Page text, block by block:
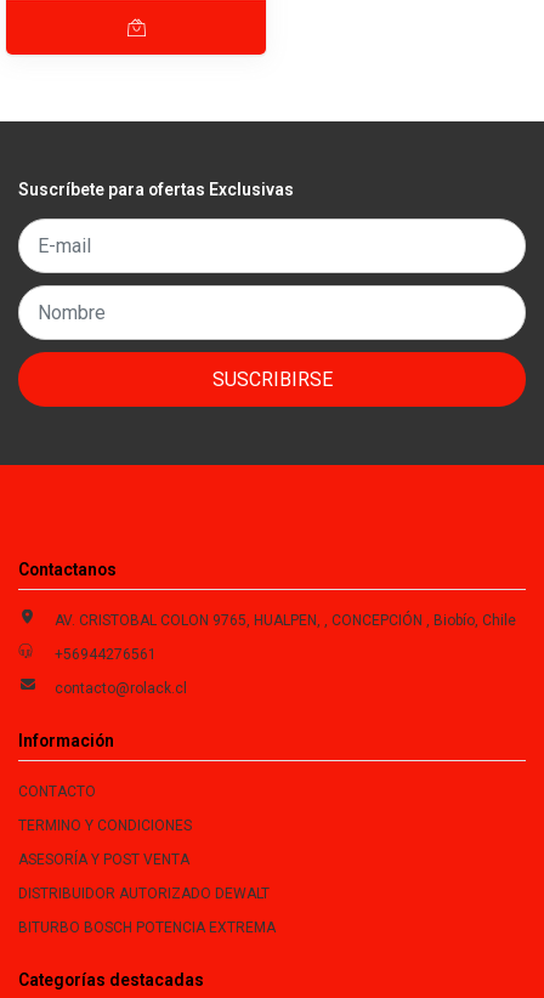
Suscríbete para ofertas Exclusivas
SUSCRIBIRSE
Contactanos
AV. CRISTOBAL COLON 9765, HUALPEN, , CONCEPCIÓN , Biobío, Chile
+56944276561
contacto@rolack.cl
Información
CONTACTO
TERMINO Y CONDICIONES
ASESORÍA Y POST VENTA
DISTRIBUIDOR AUTORIZADO DEWALT
BITURBO BOSCH POTENCIA EXTREMA
Categorías destacadas